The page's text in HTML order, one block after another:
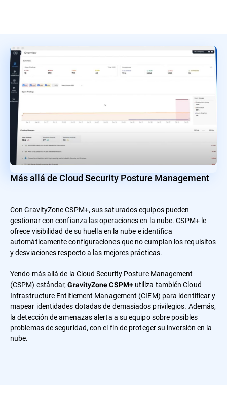
Más allá de Cloud Security Posture Management
Con GravityZone CSPM+, sus saturados equipos pueden
gestionar con confianza las operaciones en la nube. CSPM+ le
ofrece visibilidad de su huella en la nube e identifica
automáticamente configuraciones que no cumplan los requisitos
y desviaciones respecto a las mejores prácticas.
Yendo más allá de la Cloud Security Posture Management
(CSPM) estándar,GravityZone CSPM+utiliza también Cloud
Infrastructure Entitlement Management (CIEM) para identificar y
mapear identidades dotadas de demasiados privilegios. Además,
la detección de amenazas alerta a su equipo sobre posibles
problemas de seguridad, con el fin de proteger su inversión en la
nube.